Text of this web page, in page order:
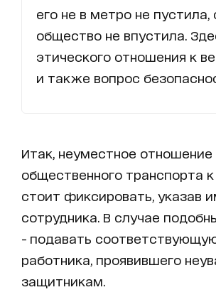
его не в метро не пустила,
общество не впустила.
этического отношения к
и также вопрос
Итак, неуместное отношение
общественного транспорта
стоит фиксировать, указав
сотрудника. В случае
- подавать
работника, проявившего
защитникам.